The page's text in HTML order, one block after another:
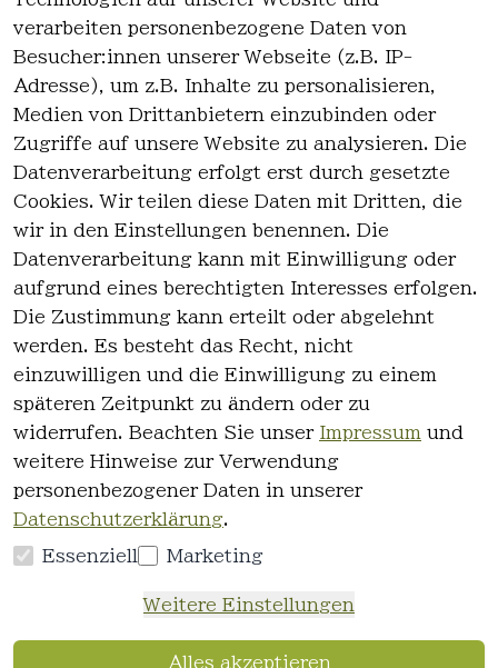
verarbeiten personenbezogene Daten von
Besucher:innen unserer Webseite (z.B. IP-
Adresse), um z.B. Inhalte zu personalisieren,
Medien von Drittanbietern einzubinden oder
Zugriffe auf unsere Website zu analysieren. Die
Datenverarbeitung erfolgt erst durch gesetzte
Cookies. Wir teilen diese Daten mit Dritten, die
wir in den Einstellungen benennen. Die
Datenverarbeitung kann mit Einwilligung oder
aufgrund eines berechtigten Interesses erfolgen.
Die Zustimmung kann erteilt oder abgelehnt
werden. Es besteht das Recht, nicht
einzuwilligen und die Einwilligung zu einem
späteren Zeitpunkt zu ändern oder zu
widerrufen. Beachten Sie unser Impressum und
weitere Hinweise zur Verwendung
personenbezogener Daten in unserer
Datenschutzerklärung.
Essenziell Marketing
Weitere Einstellungen
Alles akzeptieren
es
AGB
Datenschutz
Widerrufsre
cht
Kontakt
Kontakt
Registrieren
widerrufen